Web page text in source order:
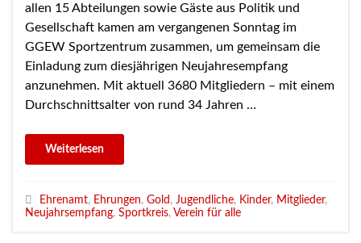
allen 15 Abteilungen sowie Gäste aus Politik und
Gesellschaft kamen am vergangenen Sonntag im
GGEW Sportzentrum zusammen, um gemeinsam die
Einladung zum diesjährigen Neujahresempfang
anzunehmen. Mit aktuell 3680 Mitgliedern – mit einem
Durchschnittsalter von rund 34 Jahren …
Ehrenamt, Ehrungen, Gold , Jugendliche, Kinder, Mitglieder,
Neujahrsempfang, Sportkreis, Verein für alle